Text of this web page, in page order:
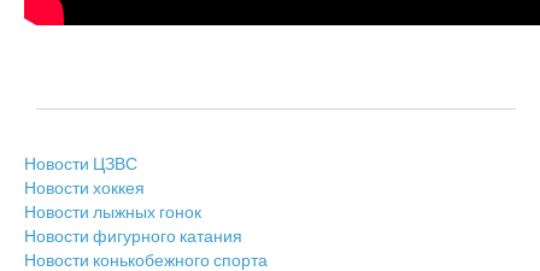
Новости ЦЗВС
Новости хоккея
Новости лыжных гонок
Новости фигурного катания
Новости конькобежного спорта